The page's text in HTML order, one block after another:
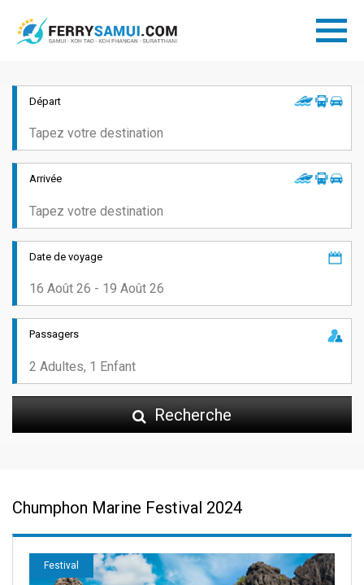
Départ
Arrivée
Date de voyage
Passagers
Recherche
Chumphon Marine Festival 2024
Festival